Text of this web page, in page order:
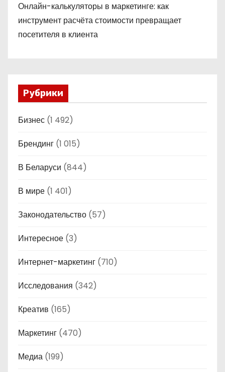
Онлайн-калькуляторы в маркетинге: как
инструмент расчёта стоимости превращает
посетителя в клиента
Рубрики
Бизнес (1 492)
Брендинг (1 015)
В Беларуси (844)
В мире (1 401)
Законодательство (57)
Интересное (3)
Интернет-маркетинг (710)
Исследования (342)
Креатив (165)
Маркетинг (470)
Медиа (199)